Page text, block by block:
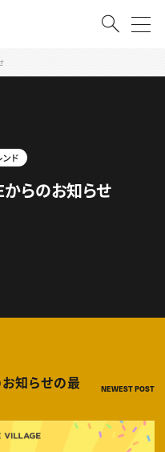
ンド
らのお知らせ
知らせの最 NEWEST POST